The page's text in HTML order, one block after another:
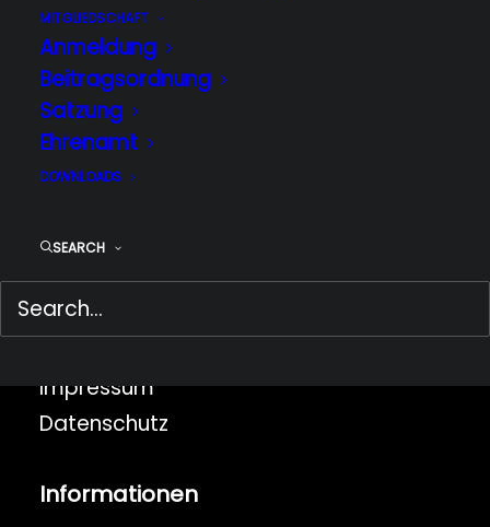
MITGLIEDSCHAFT
Anmeldung
Beitragsordnung
Satzung
Ehrenamt
DOWNLOADS
SEARCH
Impressum
Datenschutz
Informationen